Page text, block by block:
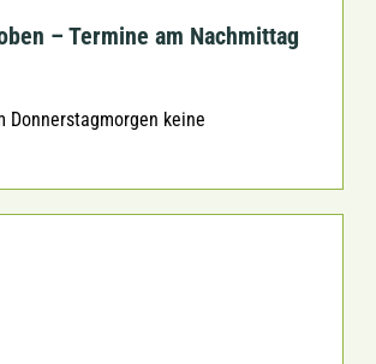
– Termine am Nachmittag
Donnerstagmorgen keine